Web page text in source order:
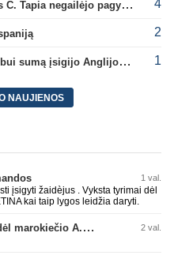
Argentinos federacijos prezidentas C. Tapia negailėjo pagyrų G. Infantino 4
2
Oficialu: „Leeds“ už rekordinę klubui sumą įsigijo Anglijos rinktinės vartininką 1
NAUJIENOS
1 val.
įsigyti žaidèjus . Vyksta tyrimai dėl
kai taip lygos leidžia daryti.
„Man City“ artėja link susitarimo dėl marokiečio A. Bouaddi persikėlimo 2 val.